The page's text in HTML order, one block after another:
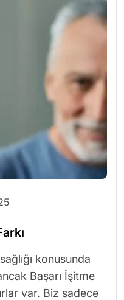
konusunda
Başarı İşitme
var. Biz sadece